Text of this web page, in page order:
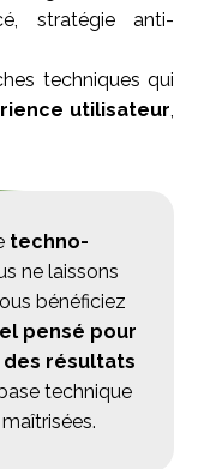
stratégie anti-
techniques qui
utilisateur,
techno-
ne laissons
bénéficiez
pensé pour
résultats
technique